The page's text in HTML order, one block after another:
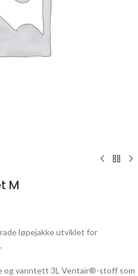
M
løpejakke utviklet for
og vanntett 3L Ventair®-stoff som